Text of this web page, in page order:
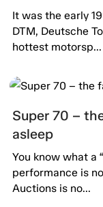
It was the early
DTM, Deutsche
hottest motorsp...
Super 70 –
asleep
You know what a
performance is not
Auctions is no...